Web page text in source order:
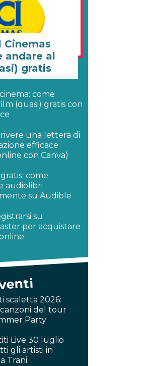
Cinemas
andare al
gratis
come
(quasi) gratis con
una lettera di
efficace
con Canva)
come
audiolibri
su Audible
su
per acquistare
scaletta 2026:
del tour
Party
Live 30 luglio
gli artisti in
Trani